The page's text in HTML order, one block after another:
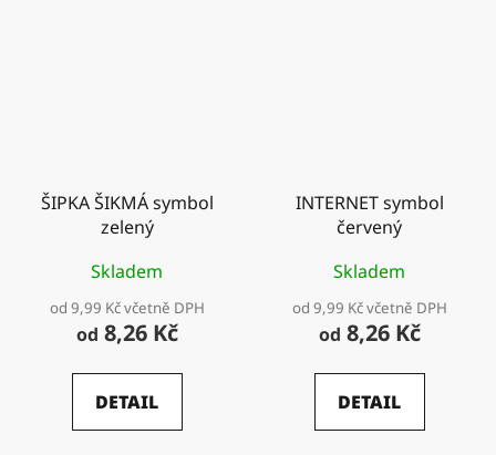
ŠIPKA ŠIKMÁ symbol
zelený
Skladem
od 9,99 Kč včetně DPH
od 8,26 Kč
DETAIL
INTERNET symbol
červený
Skladem
od 9,99 Kč včetně DPH
od 8,26 Kč
DETAIL